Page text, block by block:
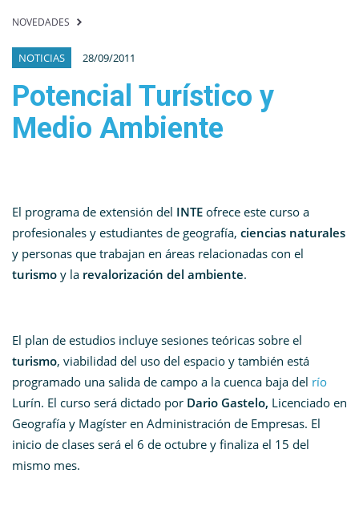
NOVEDADES
NOTICIAS 28/09/2011
Potencial Turístico y
Medio Ambiente
El programa de extensión del INTE ofrece este curso a
profesionales y estudiantes de geografía, ciencias naturales
y personas que trabajan en áreas relacionadas con el
turismo y la revalorización del ambiente.
El plan de estudios incluye sesiones teóricas sobre el
turismo, viabilidad del uso del espacio y también está
programado una salida de campo a la cuenca baja del río
Lurín. El curso será dictado por Dario Gastelo, Licenciado en
Geografía y Magíster en Administración de Empresas. El
inicio de clases será el 6 de octubre y finaliza el 15 del
mismo mes.